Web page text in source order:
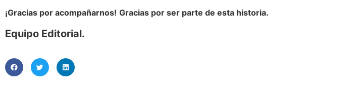
¡Gracias por acompañarnos! Gracias por ser parte de esta historia.
Equipo Editorial.